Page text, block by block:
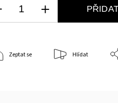
Zeptat se Hlídat